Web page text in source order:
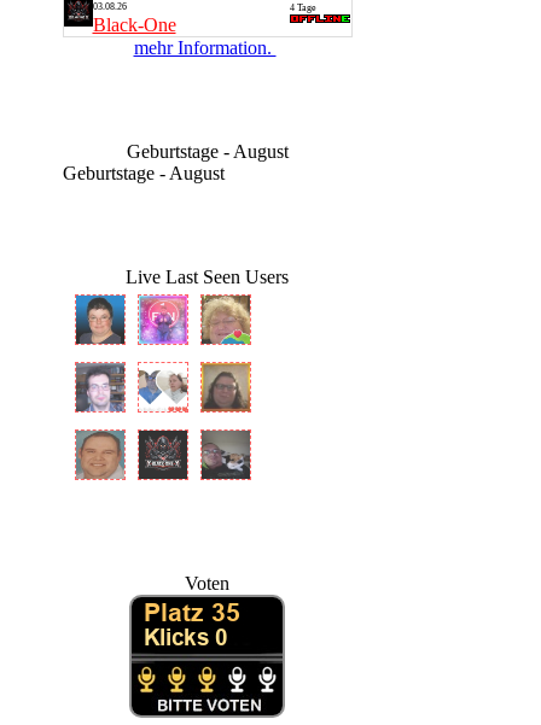
03.08.26
Black-One
4 Tage
mehr Information.
Geburtstage - August
Geburtstage - August
Live Last Seen Users
Voten